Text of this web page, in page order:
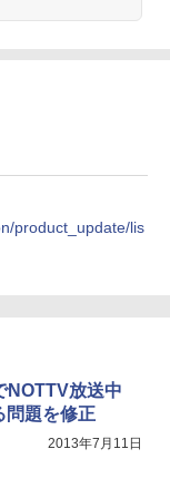
product_update/lis
NOTTV放送中
問題を修正
2013年7月11日